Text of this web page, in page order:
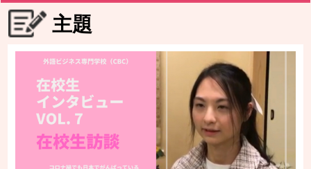
主題